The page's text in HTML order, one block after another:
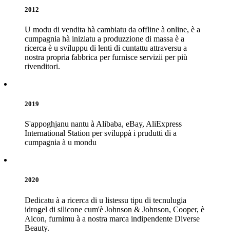
2012
U modu di vendita hà cambiatu da offline à online, è a
cumpagnia hà iniziatu a produzzione di massa è a
ricerca è u sviluppu di lenti di cuntattu attraversu a
nostra propria fabbrica per furnisce servizii per più
rivenditori.
2019
S'appoghjanu nantu à Alibaba, eBay, AliExpress
International Station per sviluppà i prudutti di a
cumpagnia à u mondu
2020
Dedicatu à a ricerca di u listessu tipu di tecnulugia
idrogel di silicone cum'è Johnson & Johnson, Cooper, è
Alcon, furnimu à a nostra marca indipendente Diverse
Beauty.